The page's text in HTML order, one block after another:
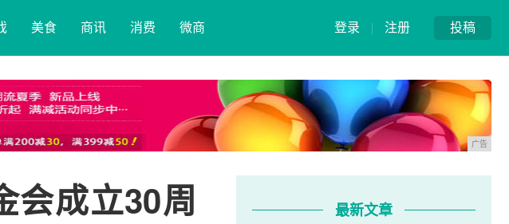
投稿
登录 | 注册
美食 商讯 消费 微商
广告
成立30周
最新文章